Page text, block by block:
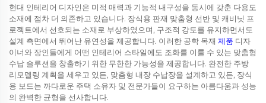
현대 인테리어 디자인은 미적 매력과 기능적 내구성을 동시에 갖춘 다용도
소재에 점차 더 의존하고 있습니다. 장식용 판재 맞춤형 선반 및 캐비닛 프
로젝트에서 선호되는 소재로 부상하였으며, 구조적 강도를 유지하면서도
설계 측면에서 뛰어난 유연성을 제공합니다. 이러한 공학 목재 제품 디자
이너와 장인들에게 어떤 인테리어 스타일에도 조화를 이룰 수 있는 맞춤형
수납 솔루션을 창출하기 위한 무한한 가능성을 제공합니다. 완전한 주방
리모델링 계획을 세우고 있든, 맞춤형 내장 수납장을 설계하고 있든, 장식
용 보드는 까다로운 주택 소유자 및 전문가들이 요구하는 아름다움과 성능
의 완벽한 균형을 선사합니다.